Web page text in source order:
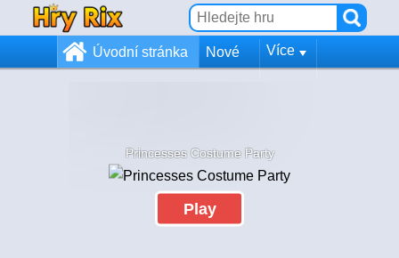
Úvodní stránka Nové Více
Princesses Costume Party
Play